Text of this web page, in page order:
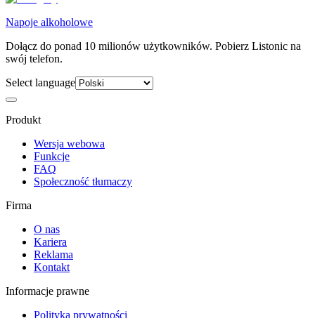
Napoje alkoholowe
Dołącz do ponad 10 milionów użytkowników. Pobierz Listonic na
swój telefon.
Select language
Produkt
Wersja webowa
Funkcje
FAQ
Społeczność tłumaczy
Firma
O nas
Kariera
Reklama
Kontakt
Informacje prawne
Polityka prywatności